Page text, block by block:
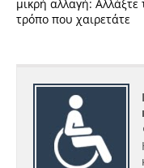
μικρή αλλαγή: Αλλάξτε
τρόπο που χαιρετάτε